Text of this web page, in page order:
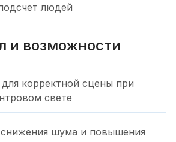
людей
и возможности
корректной сцены при
свете
снижения шума и повышения